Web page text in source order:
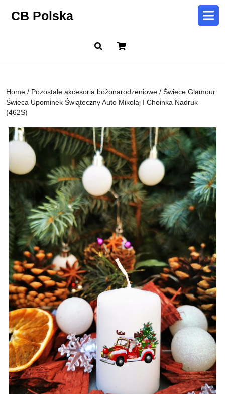
CB Polska
Cart
Home / Pozostałe akcesoria bożonarodzeniowe / Świece Glamour
Świeca Upominek Świąteczny Auto Mikołaj I Choinka Nadruk
(462S)